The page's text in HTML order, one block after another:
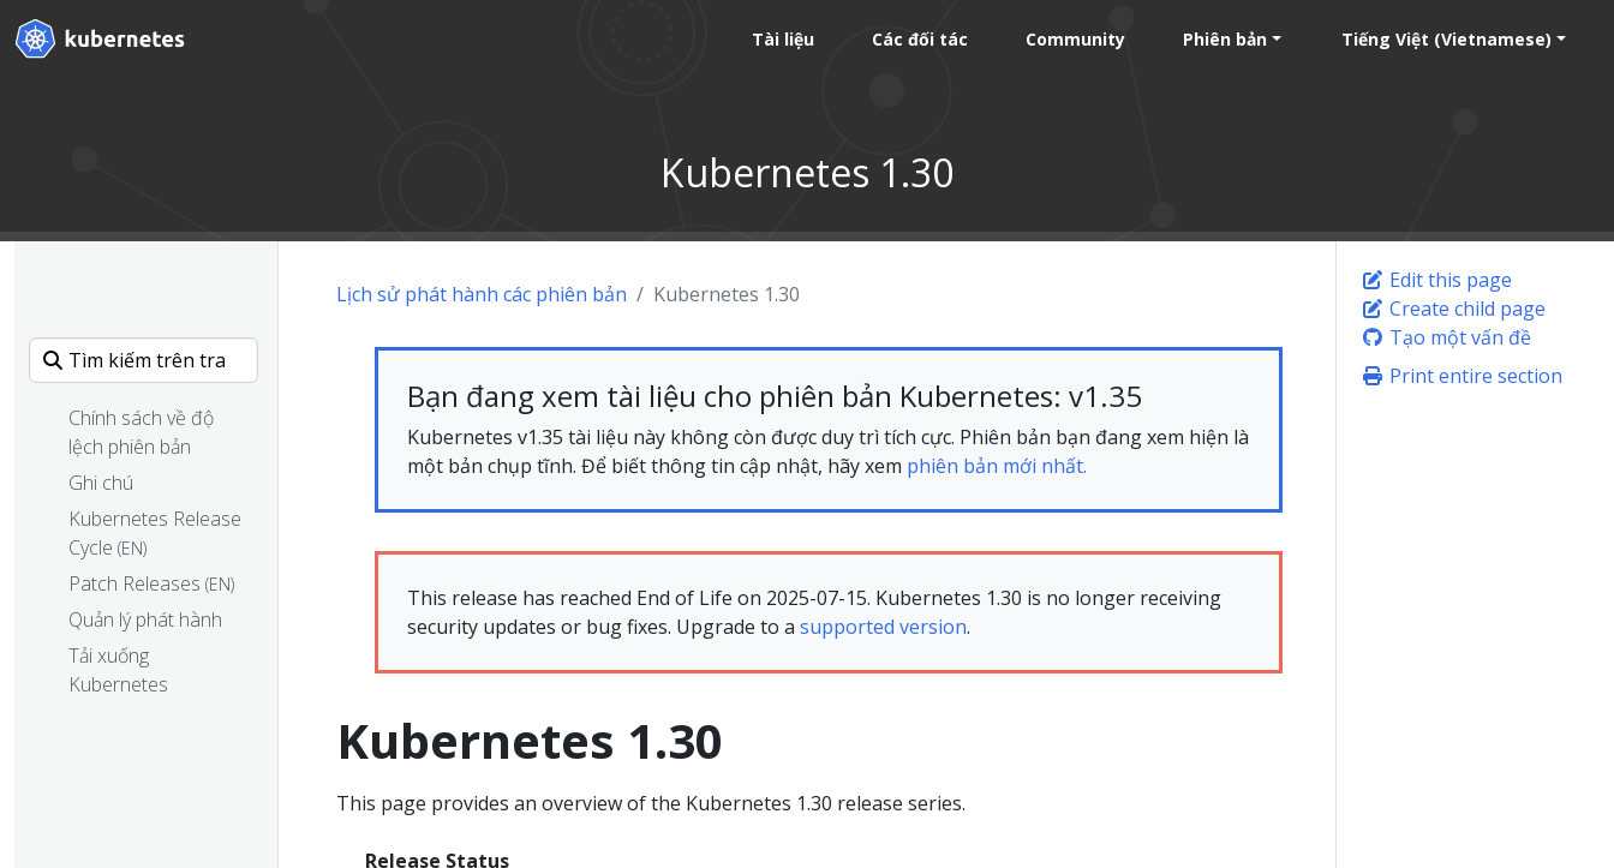
Tài liệu Các đối tác Community Phiên bản Tiếng Việt (Vietnamese)
Kubernetes 1.30
Chính sách về độ
lệch phiên bản
Ghi chú
Kubernetes Release
Cycle (EN)
Patch Releases (EN)
Quản lý phát hành
Tải xuống
Kubernetes
Edit this page
Create child page
Tạo một vấn đề
Print entire section
Lịch sử phát hành các phiên bản Kubernetes 1.30
Bạn đang xem tài liệu cho phiên bản Kubernetes: v1.35
Kubernetes v1.35 tài liệu này không còn được duy trì tích cực. Phiên bản bạn đang xem hiện là
một bản chụp tĩnh. Để biết thông tin cập nhật, hãy xem phiên bản mới nhất.
This release has reached End of Life on 2025-07-15. Kubernetes 1.30 is no longer receiving
security updates or bug fixes. Upgrade to a supported version.
Kubernetes 1.30
This page provides an overview of the Kubernetes 1.30 release series.
Release Status